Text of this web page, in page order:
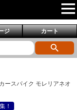
ジ カート
ースパイク モレリアネオ
！